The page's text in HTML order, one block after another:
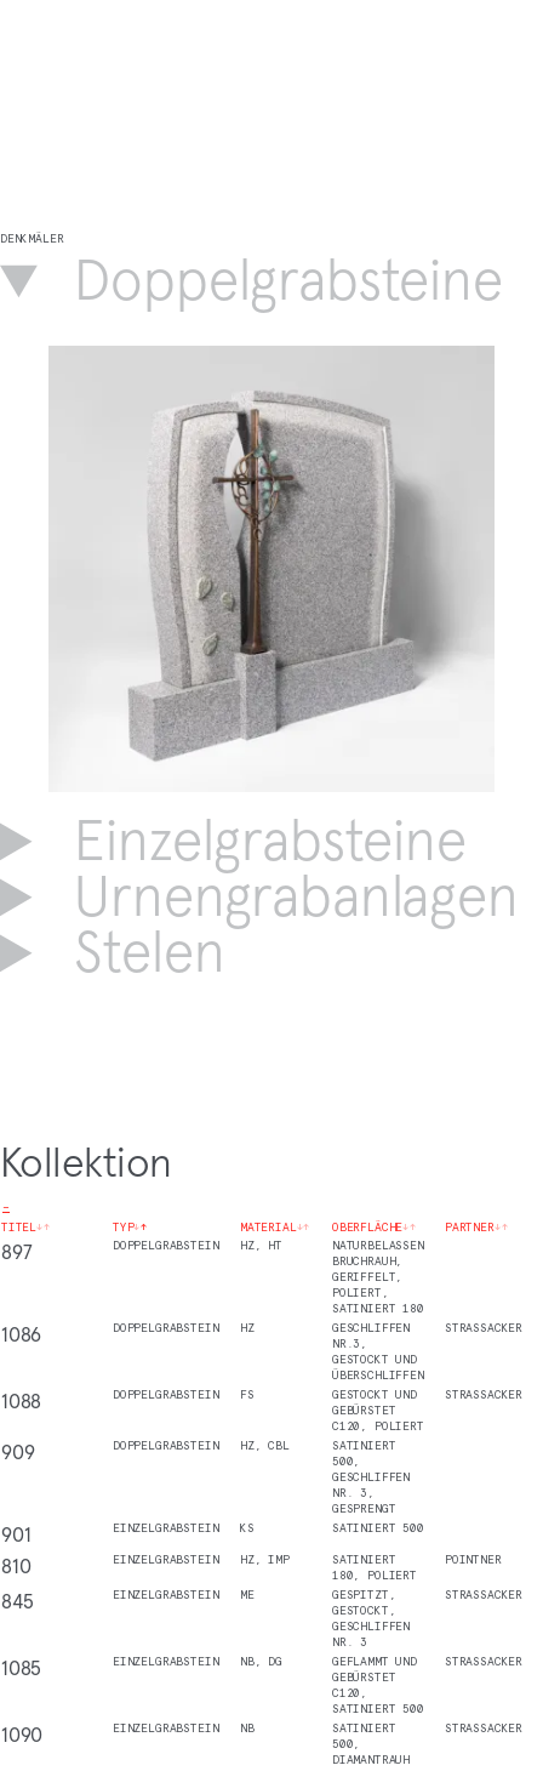
DENKMÄLER
Doppelgrabsteine
Einzelgrabsteine
Urnengrabanlagen
Stelen
Kollektion
−
TITEL↓↑ TYP↓↑ MATERIAL↓↑ OBERFLÄCHE↓↑ PARTNER↓↑
897 DOPPELGRABSTEIN HZ, HT
NATURBELASSEN
BRUCHRAUH,
GERIFFELT,
POLIERT,
SATINIERT 180
1086 DOPPELGRABSTEIN HZ
GESCHLIFFEN
NR.3,
GESTOCKT UND
ÜBERSCHLIFFEN
STRASSACKER
1088 DOPPELGRABSTEIN FS
GESTOCKT UND
GEBÜRSTET
C120, POLIERT
STRASSACKER
909 DOPPELGRABSTEIN HZ, CBL
SATINIERT
500,
GESCHLIFFEN
NR. 3,
GESPRENGT
901 EINZELGRABSTEIN KS SATINIERT 500
810 EINZELGRABSTEIN HZ, IMP
SATINIERT
180, POLIERT
POINTNER
845 EINZELGRABSTEIN ME
GESPITZT,
GESTOCKT,
GESCHLIFFEN
NR. 3
STRASSACKER
1085 EINZELGRABSTEIN NB, DG
GEFLAMMT UND
GEBÜRSTET
C120,
SATINIERT 500
STRASSACKER
1090 EINZELGRABSTEIN NB
SATINIERT
500,
DIAMANTRAUH
STRASSACKER